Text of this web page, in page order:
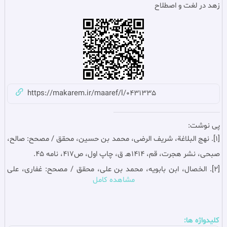
زهد در لغت و اصطلاح
https://makarem.ir/maaref/l/0431335
پی نوشت:
[1]. نهج البلاغة، شريف الرضی، محمد بن حسين‏، محقق / مصحح: صالح،
صبحی، نشر هجرت، قم، 1414هـ ق، چاپ اول،‌ ص417، نامه 45.
[2]. الخصال‏، ابن بابويه، محمد بن على، محقق / مصحح: غفارى، على
[3]
. نهج البلاغة، همان،‌ ص359، خطبه 241.
مشاهده کامل
کلیدواژه ها: